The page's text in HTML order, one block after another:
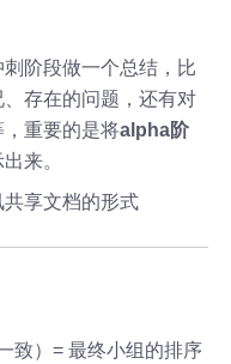
刺阶段做一个总结，比
存在的问题，还有对
重要的是将alpha阶
来。
共享文档的形式
致）= 最终小组的排序